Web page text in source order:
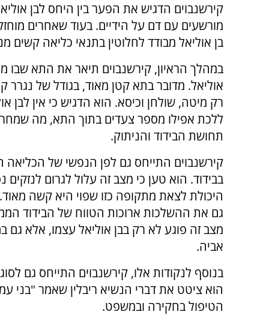
קירשנבוים הדגיש את הפער בין היחס לבן
מורשעים עם דם על הידיים. בעוד שאחרים
בן אוליאל מבודד לחלוטין בתנאי כליאה קשים
במהלך הראיון, קירשנבוים תיאר את התא שבו
אוליאל. מדובר בתא קטן מאוד, בגודל של נגרר
רק מיטה, שולחן וכיסא. הוא הדגיש כי אין לבן
ללכת אפילו מספר צעדים בתוך התא, מה
תחושת הבידוד והניתוק.
קירשנבוים התייחס גם לפן הנפשי של
בבידוד. הוא טען כי מצב זה עלול לגרום לנזקים
היכולת לצאת מתקופה כזו שפוי היא קשה
גם את ההשלכות ארוכות הטווח של הבידוד
מצב זה פוגע לא רק בבן אוליאל עצמו, אלא
אביה.
בנוסף לנקודות אלו, קירשנבוים התייחס גם
הוא ציטט את דברי הנשיא ריבלין שאמר "בני
הטיפול בחקירה ובמשפט.